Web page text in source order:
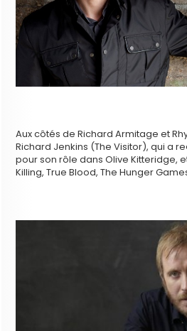
Aux côtés de Richard Armitage et
Richard Jenkins (The Visitor), qui a
pour son rôle dans Olive Kitteridge,
Killing, True Blood, The Hunger